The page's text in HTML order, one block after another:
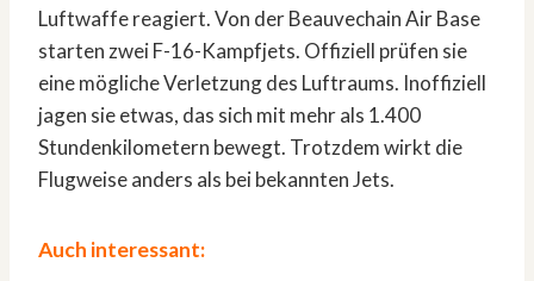
Luftwaffe reagiert. Von der Beauvechain Air Base
starten zwei F-16-Kampfjets. Offiziell prüfen sie
eine mögliche Verletzung des Luftraums. Inoffiziell
jagen sie etwas, das sich mit mehr als 1.400
Stundenkilometern bewegt. Trotzdem wirkt die
Flugweise anders als bei bekannten Jets.
Auch interessant: